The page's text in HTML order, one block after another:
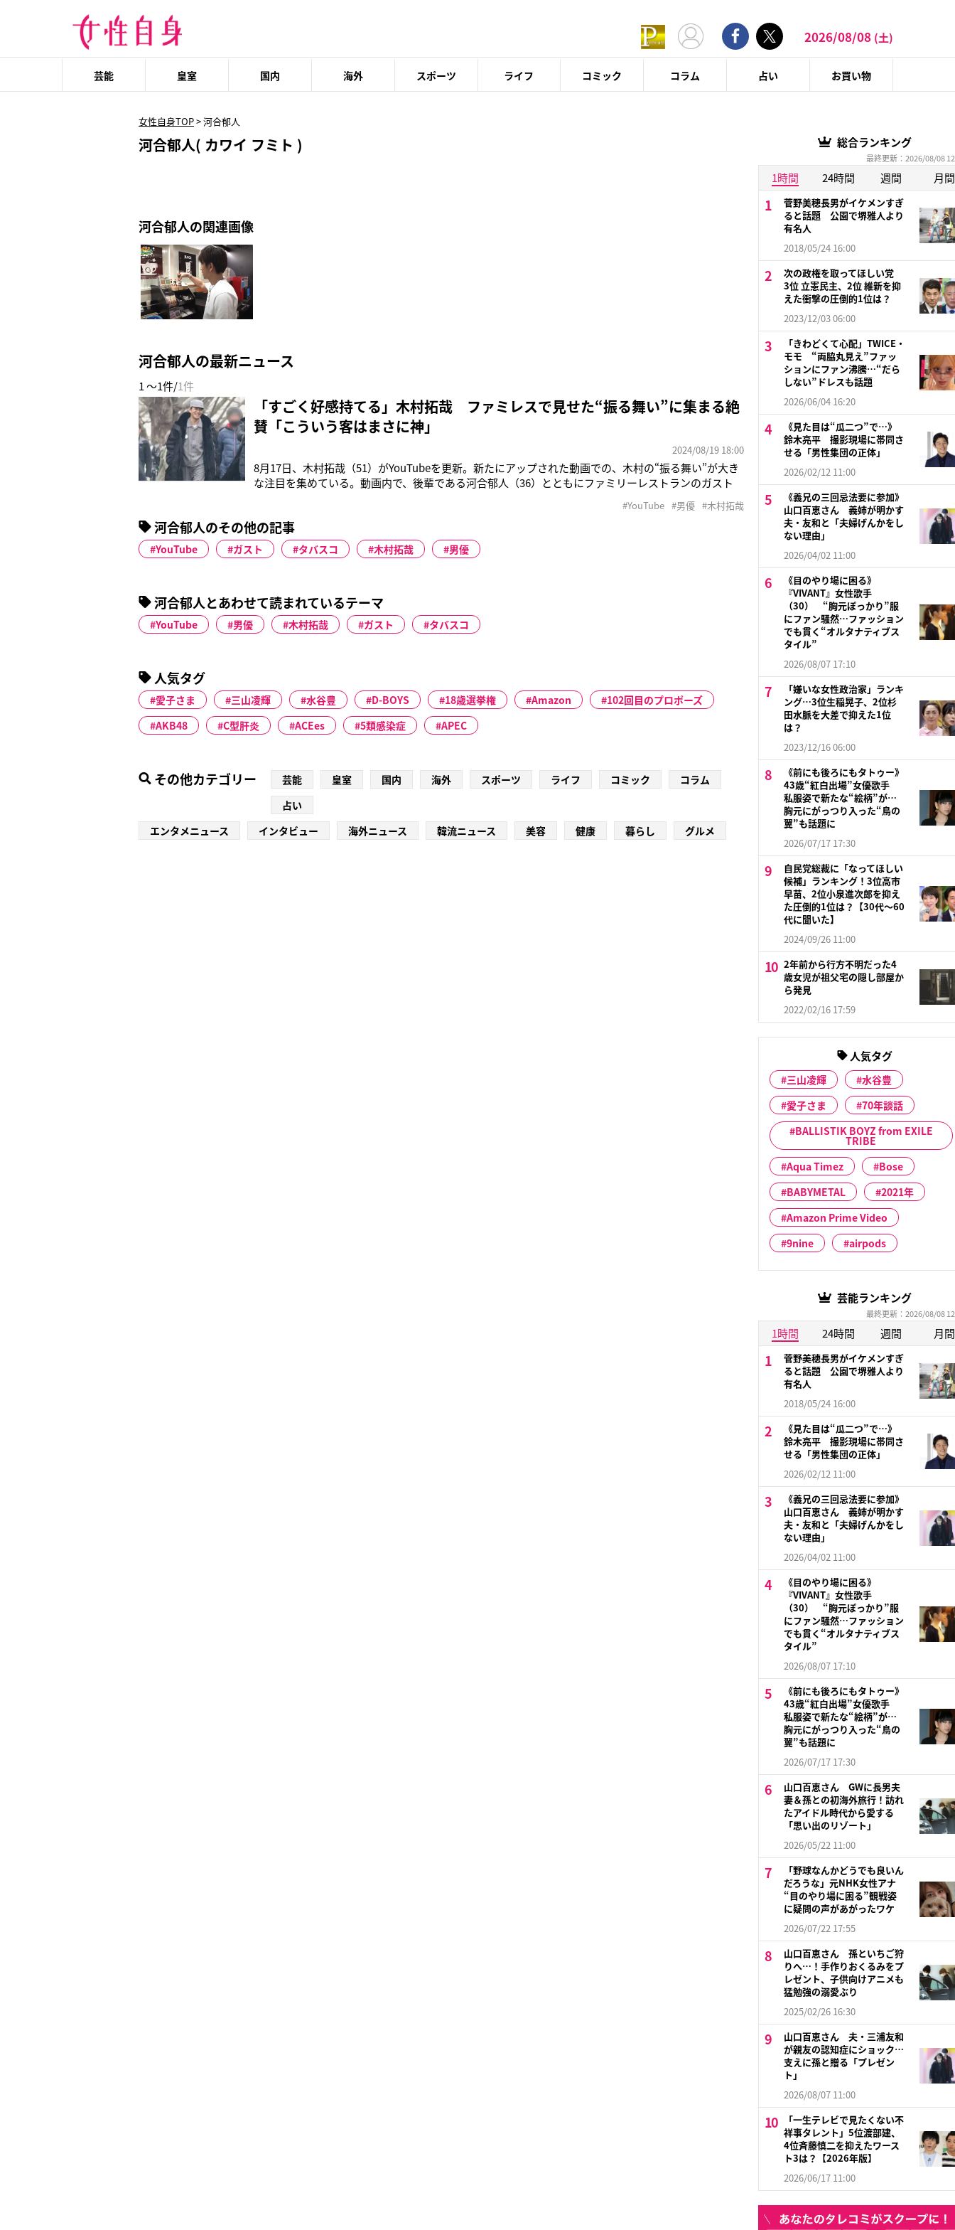
2026/08/08 (土)
芸能 皇室 国内 海外 スポーツ ライフ コミック コラム 占い お買い物
女性自身TOP>河合郁人
河合郁人( カワイ フミト )
河合郁人の関連画像
河合郁人の最新ニュース
1 ～1件/1件
「すごく好感持てる」木村拓哉 ファミレスで見せた“振る舞い”に集まる絶
賛「こういう客はまさに神」
2024/08/19 18:00
8月17日、木村拓哉（51）がYouTubeを更新。新たにアップされた動画での、木村の“振る舞い”が大き
な注目を集めている。動画内で、後輩である河合郁人（36）とともにファミリーレストランのガスト
びっくり。また河合が「チーズ on チーズ in ハンバーグ」をチョイスしたいっぽうで、木村は「蒸し鶏
とケールの
#YouTube #男優 #木村拓哉
河合郁人のその他の記事
YouTube ガスト タバスコ 木村拓哉 男優
河合郁人とあわせて読まれているテーマ
YouTube 男優 木村拓哉 ガスト タバスコ
人気タグ
愛子さま 三山凌輝 水谷豊 D-BOYS 18歳選挙権 Amazon
102回目のプロポーズ
AKB48
C型肝炎 ACEes 5類感染症 APEC
その他カテゴリー 芸能 皇室 国内 海外 スポーツ ライフ コミック
コラム
占い
エンタメニュース
インタビュー 海外ニュース 韓流ニュース 美容 健康 暮らし グルメ
総合ランキング
最終更新：2026/08/08
1時間 24時間 週間 月間
菅野美穂長男がイケメンすぎ
ると話題 公園で堺雅人より
有名人
2018/05/24 16:00
次の政権を取ってほしい党
3位 立憲民主、2位 維新を抑
えた衝撃の圧倒的1位は？
2023/12/03 06:00
「きわどくて心配」TWICE・
モモ “両脇丸見え”ファッ
ションにファン沸騰…“だら
しない”ドレスも話題
2026/06/04 16:20
《見た目は“瓜二つ”で…》
鈴木亮平 撮影現場に帯同さ
せる「男性集団の正体」
2026/02/12 11:00
《義兄の三回忌法要に参加》
山口百恵さん 義姉が明かす
夫・友和と「夫婦げんかをし
ない理由」
2026/04/02 11:00
《目のやり場に困る》
『VIVANT』女性歌手
（30） “胸元ぽっかり”服
にファン騒然…ファッション
でも貫く“オルタナティブス
タイル”
2026/08/07 17:10
「嫌いな女性政治家」ランキ
ング…3位生稲晃子、2位杉
田水脈を大差で抑えた1位
は？
2023/12/16 06:00
《前にも後ろにもタトゥー》
43歳“紅白出場”女優歌手
私服姿で新たな“絵柄”が…
胸元にがっつり入った“鳥の
翼”も話題に
2026/07/17 17:30
自民党総裁に「なってほしい
候補」ランキング！3位高市
早苗、2位小泉進次郎を抑え
た圧倒的1位は？【30代〜60
代に聞いた】
2024/09/26 11:00
2年前から行方不明だった4
歳女児が祖父宅の隠し部屋か
ら発見
2022/02/16 17:59
人気タグ
三山凌輝
水谷豊
愛子さま
70年談話
BALLISTIK BOYZ from EXILE
TRIBE
Aqua Timez
Bose
BABYMETAL
2021年
Amazon Prime Video
9nine
airpods
芸能ランキング
最終更新：2026/08/08
1時間 24時間 週間 月間
菅野美穂長男がイケメンすぎ
ると話題 公園で堺雅人より
有名人
2018/05/24 16:00
《見た目は“瓜二つ”で…》
鈴木亮平 撮影現場に帯同さ
せる「男性集団の正体」
2026/02/12 11:00
《義兄の三回忌法要に参加》
山口百恵さん 義姉が明かす
夫・友和と「夫婦げんかをし
ない理由」
2026/04/02 11:00
《目のやり場に困る》
『VIVANT』女性歌手
（30） “胸元ぽっかり”服
にファン騒然…ファッション
でも貫く“オルタナティブス
タイル”
2026/08/07 17:10
《前にも後ろにもタトゥー》
43歳“紅白出場”女優歌手
私服姿で新たな“絵柄”が…
胸元にがっつり入った“鳥の
翼”も話題に
2026/07/17 17:30
山口百恵さん GWに長男夫
妻＆孫との初海外旅行！訪れ
たアイドル時代から愛する
「思い出のリゾート」
2026/05/22 11:00
「野球なんかどうでも良いん
だろうな」元NHK女性アナ
“目のやり場に困る”観戦姿
に疑問の声があがったワケ
2026/07/22 17:55
山口百恵さん 孫といちご狩
りへ…！手作りおくるみをプ
レゼント、子供向けアニメも
猛勉強の溺愛ぶり
2025/02/26 16:30
山口百恵さん 夫・三浦友和
が親友の認知症にショック…
支えに孫と贈る「プレゼン
ト」
2026/08/07 11:00
「一生テレビで見たくない不
祥事タレント」5位渡部建、
4位斉藤慎二を抑えたワース
ト3は？【2026年版】
2026/06/17 11:00